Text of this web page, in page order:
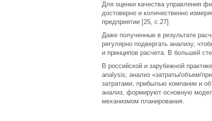
Для оценки качества управления
достоверно и количественно
предприятии [25, с.27].
Даже полученные в результате
регулярно подвергать анализу,
и принципов расчета. В большей
В российской и зарубежной
analysis; анализ «затраты/объем/
затратами, прибылью компании и
анализ, формируют основную
механизмом планирования.